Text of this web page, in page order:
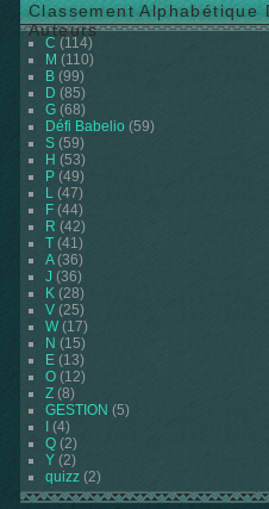
Classement Alphabétique
Auteurs
C (114)
M (110)
B (99)
D (85)
G (68)
Défi Babelio (59)
S (59)
H (53)
P (49)
L (47)
F (44)
R (42)
T (41)
A(36)
J (36)
K (28)
V (25)
W(17)
N (15)
E (13)
O (12)
Z (8)
GESTION (5)
(4)
Q (2)
Y (2)
quizz (2)